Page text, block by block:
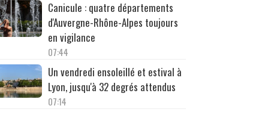
Canicule : quatre départements
d'Auvergne-Rhône-Alpes toujours
en vigilance
07:44
Un vendredi ensoleillé et estival à
Lyon, jusqu'à 32 degrés attendus
07:14